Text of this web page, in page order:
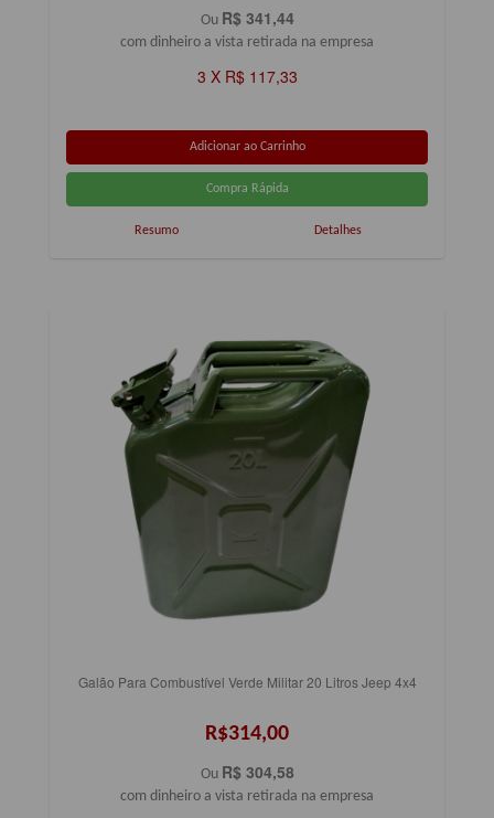
Ou R$ 341,44
com dinheiro a vista retirada na empresa
3 X R$ 117,33
Resumo Detalhes
Galão Para Combustível Verde Militar 20 Litros Jeep 4x4
R$314,00
Ou R$ 304,58
com dinheiro a vista retirada na empresa